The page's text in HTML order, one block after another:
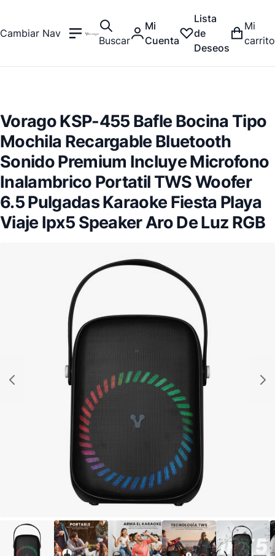
Cambiar Nav
Buscar
Mi
Cuenta
Lista
de
Deseos
Mi
carrito
Vorago KSP-455 Bafle Bocina Tipo
Mochila Recargable Bluetooth
Sonido Premium Incluye Microfono
Inalambrico Portatil TWS Woofer
6.5 Pulgadas Karaoke Fiesta Playa
Viaje Ipx5 Speaker Aro De Luz RGB